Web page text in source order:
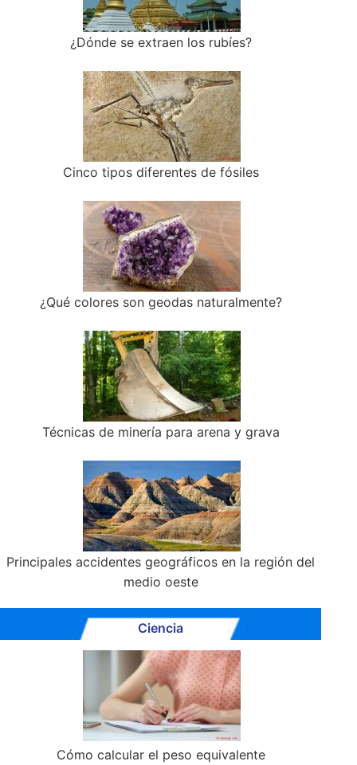
¿Dónde se extraen los rubíes?
Cinco tipos diferentes de fósiles
¿Qué colores son geodas naturalmente?
Técnicas de minería para arena y grava
Principales accidentes geográficos en la región del
medio oeste
Ciencia
Cómo calcular el peso equivalente